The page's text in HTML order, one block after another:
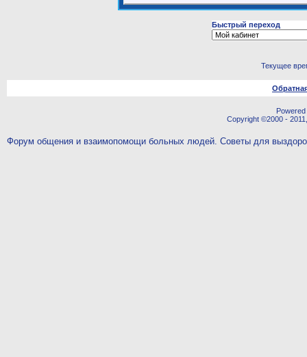
Быстрый переход
Текущее
Copyright ©2000 -
Форум общения и взаимопомощи больных людей. Советы для